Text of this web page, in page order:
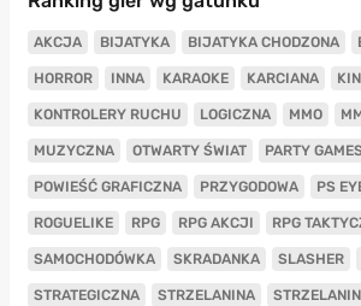
AKCJA BIJATYKA BIJATYKA CHODZONA
HORROR INNA KARAOKE KARCIANA
KONTROLERY RUCHU LOGICZNA MMO
MUZYCZNA OTWARTY ŚWIAT PARTY
POWIEŚĆ GRAFICZNA PRZYGODOWA PS
ROGUELIKE RPG RPG AKCJI RPG
SAMOCHODÓWKA SKRADANKA SLASHER
STRATEGICZNA STRZELANINA